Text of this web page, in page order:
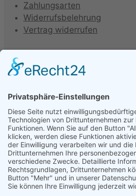
Zahlungsarten
Widerrufsbelehrung
Vertrag widerrufen
Folienhersteller
vertrieben oder hergestellt:
FoliaTec, Garware, Hanita,
Film, Madico, SunGuard,
SolarScreen, Orafol, Sott, STS,
3M, Hexis, SL, Avery, Bruxafol
nennen.
Folienbezeichnungen